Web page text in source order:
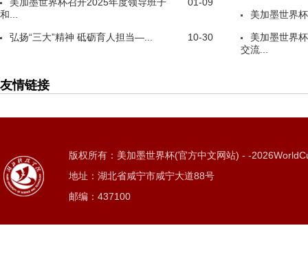
和...
10-30
弘扬“三大”精神 砥砺育人担当—...
美加墨世界
美加墨世界
交流...
友情链接
版权所有：美加墨世界杯(官方中文网站) - -
地址：湖北省咸宁市咸宁大道88号
邮编：437100